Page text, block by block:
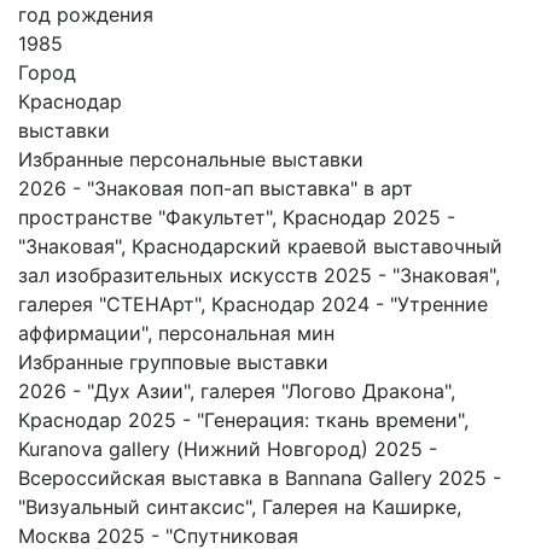
год рождения
1985
Город
Краснодар
выставки
Избранные персональные выставки
2026 - "Знаковая поп-ап выставка" в арт
пространстве "Факультет", Краснодар 2025 -
"Знаковая", Краснодарский краевой выставочный
зал изобразительных искусств 2025 - "Знаковая",
галерея "СТЕНАрт", Краснодар 2024 - "Утренние
аффирмации", персональная мин
Избранные групповые выставки
2026 - "Дух Азии", галерея "Логово Дракона",
Краснодар 2025 - "Генерация: ткань времени",
Kuranova gallery (Нижний Новгород) 2025 -
Всероссийская выставка в Bannana Gallery 2025 -
"Визуальный синтаксис", Галерея на Каширке,
Москва 2025 - "Спутниковая